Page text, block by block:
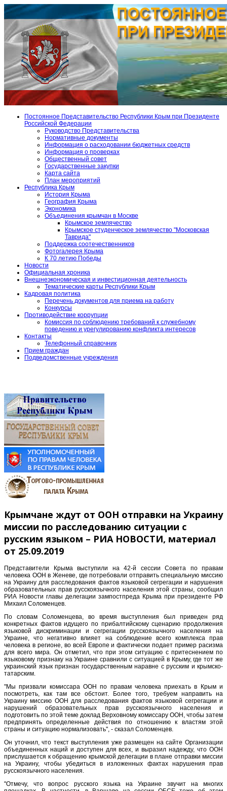
Постоянное Представительство Республики Крым при Президенте
Российской Федерации
Руководство Представительства
Нормативные документы
Информация о расходовании бюджетных средств
Информация о проверках
Общественный совет
Государственные закупки
Карта сайта
План мероприятий
Республика Крым
История Крыма
География Крыма
Экономика
Объединения крымчан в Москве
Крымское землячество
Крымское студенческое землячество "Московская
Таврида"
Поддержка соотечественников
Фотогалерея Крыма
К 70 летию Победы
Новости
Официальная хроника
Внешнеэкономическая и инвестиционная деятельность
Тематические карты Республики Крым
Кадровая политика
Перечень документов для приема на работу
Конкурсы
Противодействие коррупции
Комиссия по соблюдению требований к служебному
поведению и урегулированию конфликта интересов
Контакты
Телефонный справочник
Прием граждан
Подведомственные учреждения
Крымчане ждут от ООН отправки на Украину
миссии по расследованию ситуации с
русским языком – РИА НОВОСТИ, материал
от 25.09.2019
Представители Крыма выступили на 42-й сессии Совета по правам
человека ООН в Женеве, где потребовали отправить специальную миссию
на Украину для расследования фактов языковой сегрегации и нарушения
образовательных прав русскоязычного населения этой страны, сообщил
РИА Новости главы делегации зампостпреда Крыма при президенте РФ
Михаил Соломенцев.
По словам Соломенцева, во время выступления был приведен ряд
конкретных фактов идущего по прибалтийскому сценарию продолжения
языковой дискриминации и сегрегации русскоязычного населения на
Украине, что негативно влияет на соблюдение всего комплекса прав
человека в регионе, во всей Европе и фактически подает пример расизма
для всего мира. Он отметил, что при этом ситуацию с притеснением по
языковому признаку на Украине сравнили с ситуацией в Крыму, где тот же
украинский язык признан государственным наравне с русским и крымско-
татарским.
"Мы призвали комиссара ООН по правам человека приехать в Крым и
посмотреть, как там все обстоит. Более того, требуем направить на
Украину миссию ООН для расследования фактов языковой сегрегации и
нарушений образовательных прав русскоязычного населения и
подготовить по этой теме доклад Верховному комиссару ООН, чтобы затем
предпринять определенные действия по отношению к властям этой
страны и ситуацию нормализовать", - сказал Соломенцев.
Он уточнил, что текст выступления уже размещен на сайте Организации
объединенных наций и доступен для всех, и выразил надежду, что ООН
прислушается к обращению крымской делегации в плане отправки миссии
на Украину, чтобы убедиться в изложенных фактах нарушения прав
русскоязычного населения.
"Отмечу, что вопрос русского языка на Украине звучит на многих